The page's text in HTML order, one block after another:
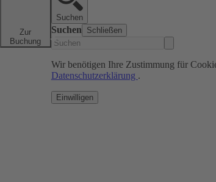
Zur
Buchung
Suchen
Suchen Schließen
Wir benötigen Ihre Zustimmung für
Datenschutzerklärung .
Einwilligen